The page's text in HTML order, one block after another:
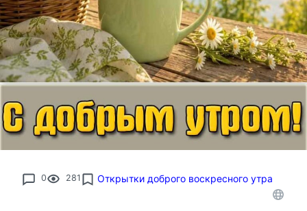
0 281 Открытки доброго воскресного утра